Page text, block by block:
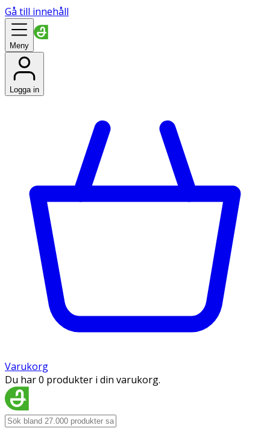
Gå till innehåll
Meny
Logga in
Varukorg
Du har 0 produkter i din varukorg.